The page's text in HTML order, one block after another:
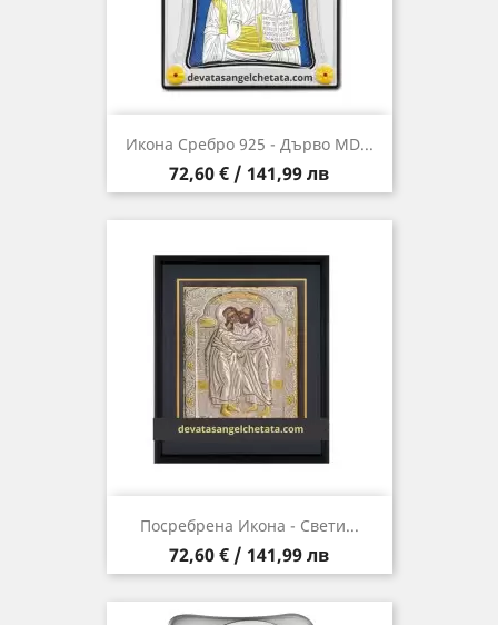
Икона Сребро 925 - Дърво MD...
Цена
72,60 € / 141,99 лв
Посребрена Икона - Свети...
Цена
72,60 € / 141,99 лв